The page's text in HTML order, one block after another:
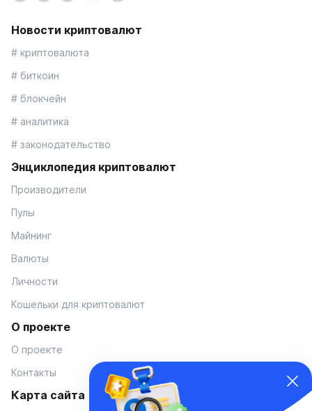
Новости криптовалют
# криптовалюта
# биткоин
# блокчейн
# аналитика
# законодательство
Энциклопедия криптовалют
Производители
Пулы
Майнинг
Валюты
Личности
Кошельки для криптовалют
О проекте
О проекте
Контакты
Карта сайта